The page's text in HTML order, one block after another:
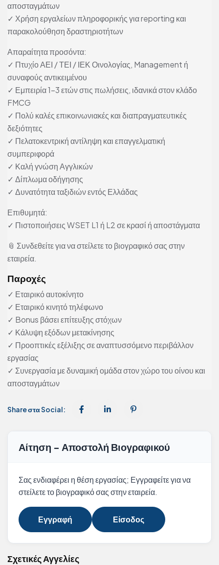
αποσταγμάτων
✓ Χρήση εργαλείων πληροφορικής για reporting και
παρακολούθηση δραστηριοτήτων
Απαραίτητα προσόντα:
✓ Πτυχίο ΑΕΙ / ΤΕΙ / ΙΕΚ Οινολογίας, Management ή
συναφούς αντικειμένου
✓ Εμπειρία 1–3 ετών στις πωλήσεις, ιδανικά στον κλάδο
FMCG
✓ Πολύ καλές επικοινωνιακές και διαπραγματευτικές
δεξιότητες
✓ Πελατοκεντρική αντίληψη και επαγγελματική
συμπεριφορά
✓ Καλή γνώση Αγγλικών
✓ Δίπλωμα οδήγησης
✓ Δυνατότητα ταξιδιών εντός Ελλάδας
Επιθυμητά:
✓ Πιστοποιήσεις WSET L1 ή L2 σε κρασί ή αποστάγματα
📎 Συνδεθείτε για να στείλετε το βιογραφικό σας στην
εταιρεία.
Παροχές
✓ Εταιρικό αυτοκίνητο
✓ Εταιρικό κινητό τηλέφωνο
✓ Bonus βάσει επίτευξης στόχων
✓ Κάλυψη εξόδων μετακίνησης
✓ Προοπτικές εξέλιξης σε αναπτυσσόμενο περιβάλλον
εργασίας
✓ Συνεργασία με δυναμική ομάδα στον χώρο του οίνου και
αποσταγμάτων
Share στα Social:
Αίτηση - Αποστολή Βιογραφικού
Σας ενδιαφέρει η θέση εργασίας; Εγγραφείτε για να
στείλετε το βιογραφικό σας στην εταιρεία.
Εγγραφή Είσοδος
Σχετικές Αγγελίες